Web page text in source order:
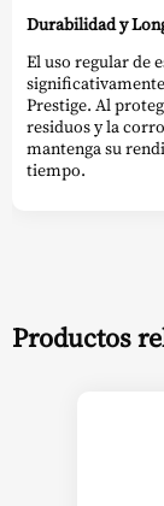
Durabilidad y
El uso regular de
Prestige. Al
residuos y la
mantenga su
tiempo.
Productos